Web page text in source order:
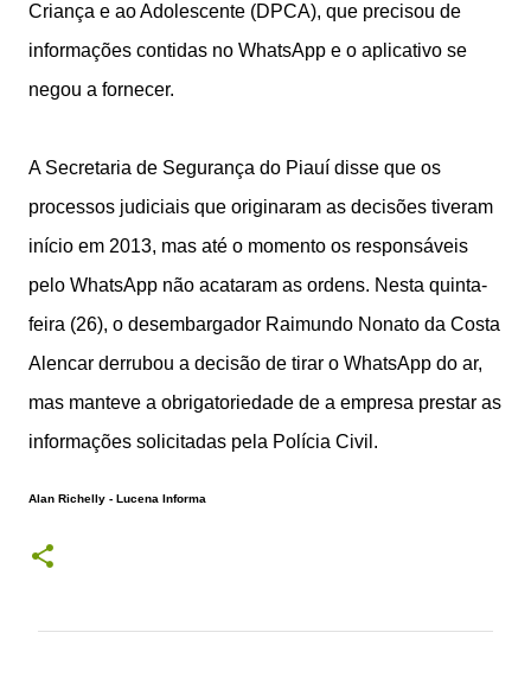
Criança e ao Adolescente (DPCA), que precisou de
informações contidas no WhatsApp e o aplicativo se
negou a fornecer.
A Secretaria de Segurança do Piauí disse que os
processos judiciais que originaram as decisões tiveram
início em 2013, mas até o momento os responsáveis
pelo WhatsApp não acataram as ordens. Nesta quinta-
feira (26), o desembargador Raimundo Nonato da Costa
Alencar derrubou a decisão de tirar o WhatsApp do ar,
mas manteve a obrigatoriedade de a empresa prestar as
informações solicitadas pela Polícia Civil.
Alan Richelly - Lucena Informa